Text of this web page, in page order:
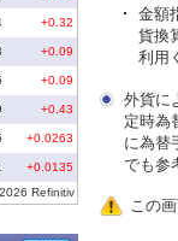
金額
貨換
利用
外貨に
定時為
に為替
でも参
この